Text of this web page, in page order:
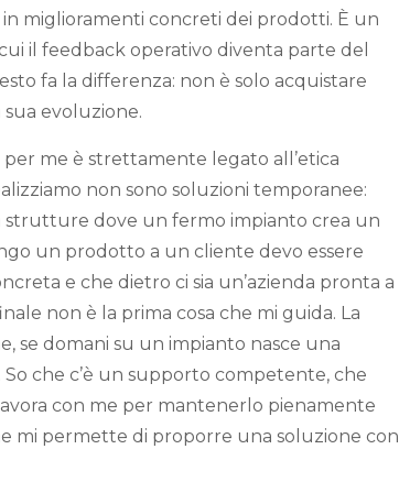
in miglioramenti concreti dei prodotti. È un
il feedback operativo diventa parte del
fa la differenza: non è solo acquistare
evoluzione.
per me è strettamente legato all’etica
non sono soluzioni temporanee:
strutture dove un fermo impianto crea un
un prodotto a un cliente devo essere
e che dietro ci sia un’azienda pronta a
non è la prima cosa che mi guida. La
se domani su un impianto nasce una
che c’è un supporto competente, che
con me per mantenerlo pienamente
mi permette di proporre una soluzione con